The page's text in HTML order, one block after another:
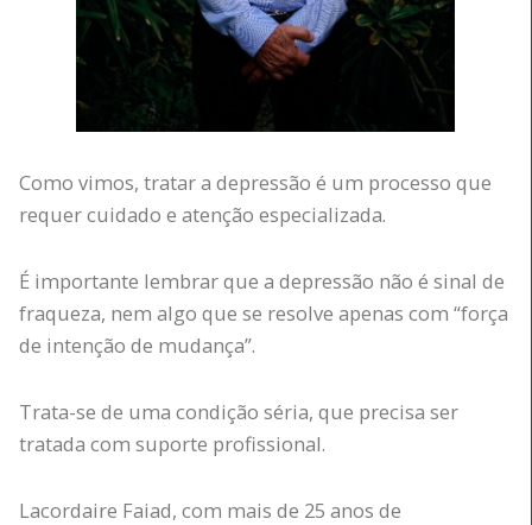
Como vimos, tratar a depressão é um processo que
requer cuidado e atenção especializada.
É importante lembrar que a depressão não é sinal de
fraqueza, nem algo que se resolve apenas com “força
de intenção de mudança”.
Trata-se de uma condição séria, que precisa ser
tratada com suporte profissional.
Lacordaire Faiad, com mais de 25 anos de